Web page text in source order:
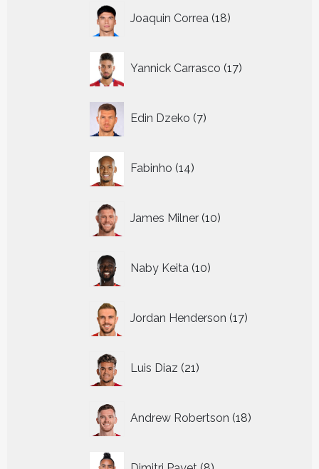
Joaquin Correa 18
producten
Yannick Carrasco 17
producten
Edin Dzeko 7
producten
Fabinho 14
producten
James Milner 10
producten
Naby Keita 10
producten
Jordan Henderson 17
producten
Luis Diaz 21
producten
Andrew Robertson 18
producten